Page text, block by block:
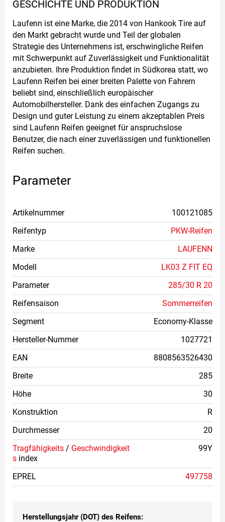
GESCHICHTE UND PRODUKTION
Laufenn ist eine Marke, die 2014 von Hankook Tire auf
den Markt gebracht wurde und Teil der globalen
Strategie des Unternehmens ist, erschwingliche Reifen
mit Schwerpunkt auf Zuverlässigkeit und Funktionalität
anzubieten. Ihre Produktion findet in Südkorea statt, wo
Laufenn Reifen bei einer breiten Palette von Fahrern
beliebt sind, einschließlich europäischer
Automobilhersteller. Dank des einfachen Zugangs zu
Design und guter Leistung zu einem akzeptablen Preis
sind Laufenn Reifen geeignet für anspruchslose
Benutzer, die nach einer zuverlässigen und funktionellen
Reifen suchen.
Herstellungsjahr (DOT) des Reifens:
Parameter
Artikelnummer
100121085
Reifentyp
PKW-Reifen
Marke
LAUFENN
Modell
LK03 Z FIT EQ
Parameter
285/30 R 20
Reifensaison
Sommerreifen
Segment
Economy-Klasse
Hersteller-Nummer
1027721
EAN
8808563526430
Breite
285
Höhe
30
Konstruktion
R
Durchmesser
20
Tragfähigkeits / Geschwindigkeit
s index
99Y
EPREL 497758